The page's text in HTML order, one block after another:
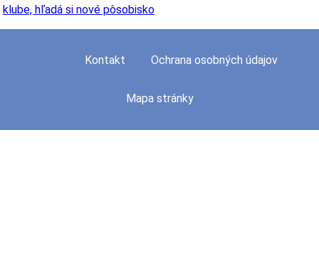
klube, hľadá si nové pôsobisko
Kontakt Ochrana osobných údajov
Mapa stránky